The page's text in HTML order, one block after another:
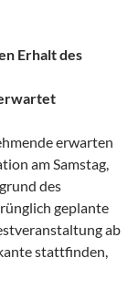
Erhalt des
erwarten
am Samstag,
des
geplante
ab
stattfinden,